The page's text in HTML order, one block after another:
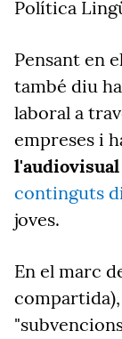
Política
Pensant en
també diu
laboral a
empreses i
l'audiovisual
continguts
joves.
En el marc